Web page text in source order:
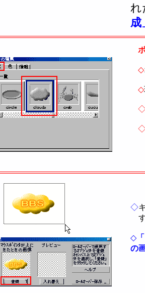
れ
成
◇
◇
◇
す
◇
の